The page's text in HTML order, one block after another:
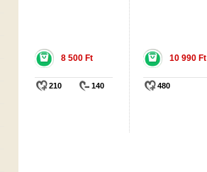
8 500 Ft
210 140
10 990 Ft
480